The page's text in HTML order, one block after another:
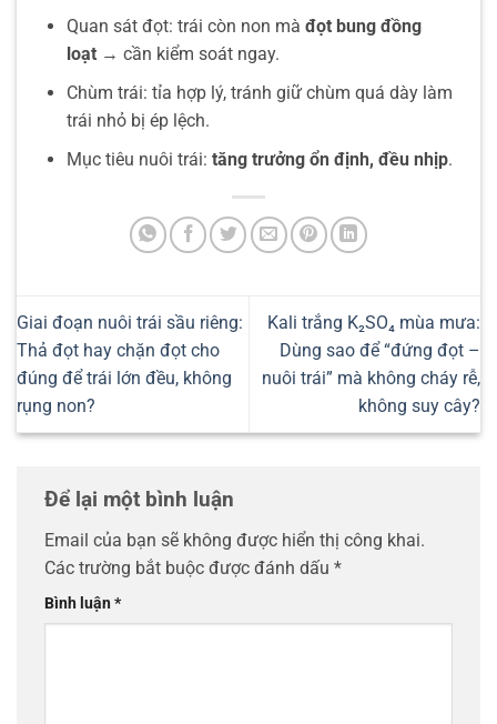
Quan sát đọt: trái còn non mà đọt bung đồng
loạt→ cần kiểm soát ngay.
Chùm trái: tỉa hợp lý, tránh giữ chùm quá dày làm
trái nhỏ bị ép lệch.
Mục tiêu nuôi trái: tăng trưởng ổn định, đều nhịp.
Giai đoạn nuôi trái sầu riêng:
Thả đọt hay chặn đọt cho
đúng để trái lớn đều, không
rụng non?
Kali trắng K₂SO₄ mùa mưa:
Dùng sao để “đứng đọt –
nuôi trái” mà không cháy rễ,
không suy cây?
Để lại một bình luận
Email của bạn sẽ không được hiển thị công khai.
Các trường bắt buộc được đánh dấu *
Bình luận*